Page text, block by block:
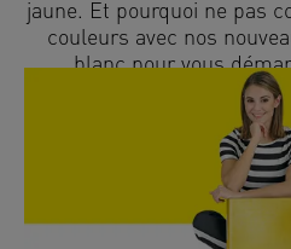
jaune. Et pourquoi ne pas
couleurs avec nos
blanc pour vous